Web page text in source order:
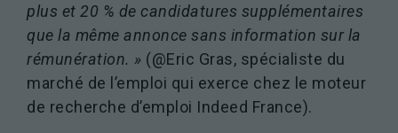
plus et 20 % de candidatures supplémentaires
que la même annonce sans information sur la
rémunération. » (@Eric Gras, spécialiste du
marché de l’emploi qui exerce chez le moteur
de recherche d’emploi Indeed France).